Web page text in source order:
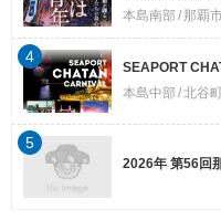
本島南部
那覇
SEAPORT
本島中部 北谷
4
2026年 第56回
5